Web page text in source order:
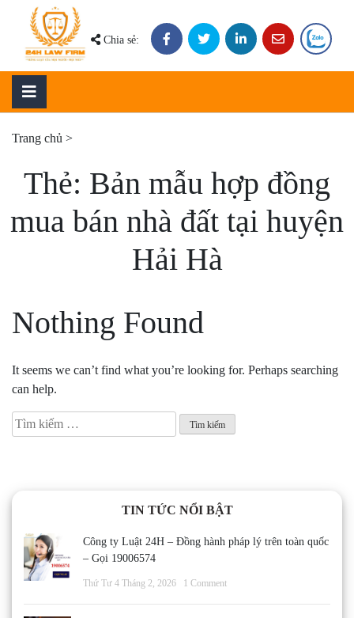
content
Chia sẻ:
Trang chủ >
Thẻ: Bản mẫu hợp đồng
mua bán nhà đất tại huyện
Hải Hà
Nothing Found
It seems we can’t find what you’re looking for. Perhaps searching
can help.
Tìm
kiếm
TIN TỨC NỔI BẬT
Công ty Luật 24H – Đồng hành pháp lý trên toàn quốc
– Gọi 19006574
Thứ Tư 4 Tháng 2, 2026 1 Comment